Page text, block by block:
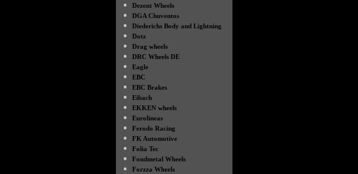
●
Dezent Wheels
●
DGA Chuventos
●
Diederichs Body and Lightning
●
Dotz
●
Drag wheels
●
DRC Wheels DE
●
Eagle
●
EBC
●
EBC Brakes
●
Eibach
●
EKKEN wheels
●
Eurolineas
●
Ferodo Racing
●
FK Automotive
●
Folia Tec
●
Fondmetal Wheels
●
Forzza Wheels